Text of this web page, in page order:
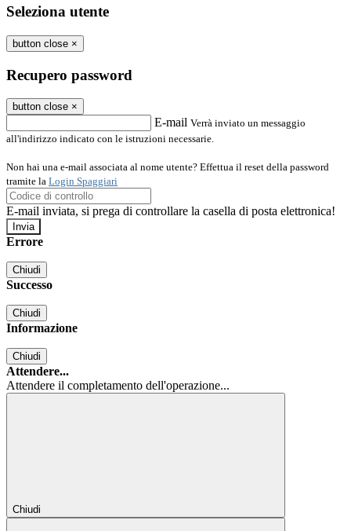
Seleziona utente
button close ×
Recupero password
button close ×
E-mail Verrà inviato un messaggio
all'indirizzo indicato con le istruzioni necessarie.
Non hai una e-mail associata al nome utente? Effettua il reset della password
tramite la Login Spaggiari
E-mail inviata, si prega di controllare la casella di posta elettronica!
Errore
Chiudi
Successo
Chiudi
Informazione
Chiudi
Attendere...
Attendere il completamento dell'operazione...
Chiudi